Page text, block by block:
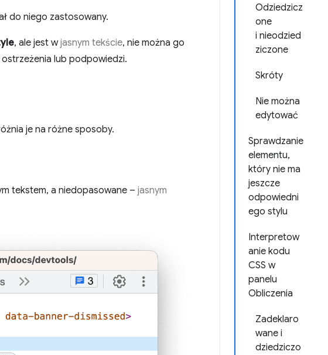
Odziedzicz
one
i nieodzied
ziczone
Skróty
Nie można
edytować
Sprawdzanie
elementu,
który nie ma
jeszcze
odpowiedni
ego stylu
Interpretow
anie kodu
CSS w
panelu
Obliczenia
Zadeklaro
wane i
dziedziczo
do niego zastosowany.
, ale jest wjasnym tekście, nie można go
lub podpowiedzi.
je na różne sposoby.
tekstem, a niedopasowane – jasnym